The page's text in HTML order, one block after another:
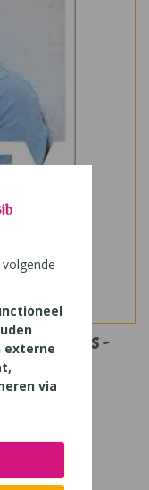
6 thema's -
externe
via